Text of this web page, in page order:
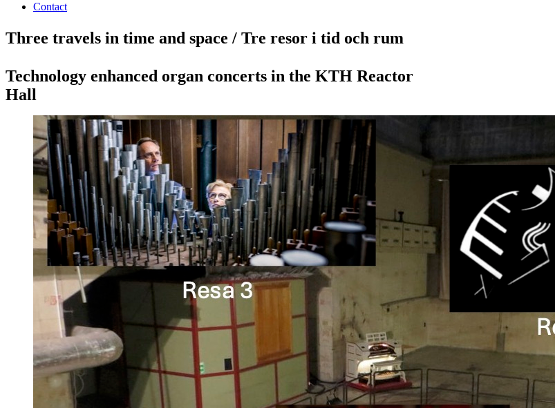
Contact
Three travels in time and space / Tre resor i tid och rum
Technology enhanced organ concerts in the KTH Reactor
Hall